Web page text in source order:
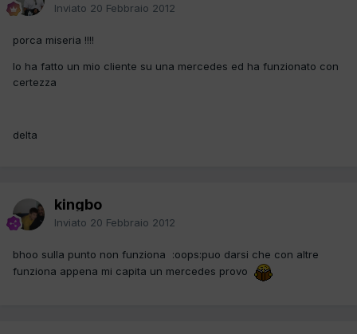
Inviato 20 Febbraio 2012
porca miseria !!!!
lo ha fatto un mio cliente su una mercedes ed ha funzionato con
certezza
delta
kingbo
Inviato 20 Febbraio 2012
bhoo sulla punto non funziona :oops:puo darsi che con altre
funziona appena mi capita un mercedes provo